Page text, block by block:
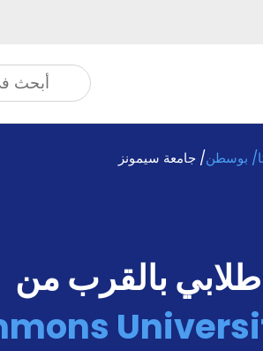
أبحث
/ بوسطن/ جامعة سيمونز
بالقرب من